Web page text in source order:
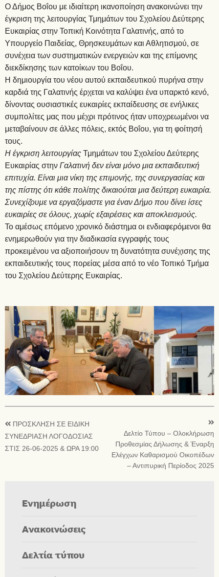
Ο Δήμος Βοΐου με ιδιαίτερη ικανοποίηση ανακοινώνει την
έγκριση της λειτουργίας Τμημάτων του Σχολείου Δεύτερης
Ευκαιρίας στην Τοπική Κοινότητα Γαλατινής, από το
Υπουργείο Παιδείας, Θρησκευμάτων και Αθλητισμού, σε
συνέχεια των συστηματικών ενεργειών και της επίμονης
διεκδίκησης των κατοίκων του Βοΐου.
Η δημιουργία του νέου αυτού εκπαιδευτικού πυρήνα στην
καρδιά της Γαλατινής έρχεται να καλύψει ένα υπαρκτό κενό,
δίνοντας ουσιαστικές ευκαιρίες εκπαίδευσης σε ενήλικες
συμπολίτες μας που μέχρι πρότινος ήταν υποχρεωμένοι να
μεταβαίνουν σε άλλες πόλεις, εκτός Βοΐου, για τη φοίτησή
τους.
Η έγκριση λειτουργίαςΤμημάτων του Σχολείου Δεύτερης
Ευκαιρίας στηνΓαλατινή δεν είναι μόνο μια εκπαιδευτική
επιτυχία. Είναι μια νίκη της επιμονής, της συνεργασίας και
της πίστης ότι κάθε πολίτης δικαιούται μια δεύτερη ευκαιρία.
Συνεχίζουμε να εργαζόμαστε για έναν Δήμο που δίνει ίσες
ευκαιρίες σε όλους, χωρίς εξαιρέσεις και αποκλεισμούς.
Το αμέσως επόμενο χρονικό διάστημα οι ενδιαφερόμενοι θα
ενημερωθούν για την διαδικασία εγγραφής τους
προκειμένου να αξιοποιήσουν τη δυνατότητα συνέχισης της
εκπαιδευτικής τους πορείας μέσα από το νέο Τοπικό Τμήμα
του Σχολείου Δεύτερης Ευκαιρίας.
ΠΡΟΣΚΛΗΣΗ ΣΕ ΕΙΔΙΚΗ
ΣΥΝΕΔΡΙΑΣΗ ΛΟΓΟΔΟΣΙΑΣ
ΣΤΙΣ 26-06-2025 & ΩΡΑ 19:00
Δελτίο Τύπου – Ολοκλήρωση
Προθεσμίας Δήλωσης & Έναρξη
Ελέγχων Καθαρισμού Οικοπέδων
– Αντιπυρική Περίοδος 2025
Ενημέρωση
Ανακοινώσεις
Δελτία τύπου